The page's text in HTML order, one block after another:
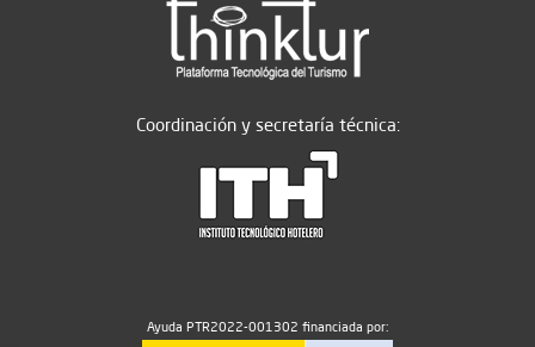
Coordinación y secretaría técnica:
Ayuda PTR2022-001302 financiada por: